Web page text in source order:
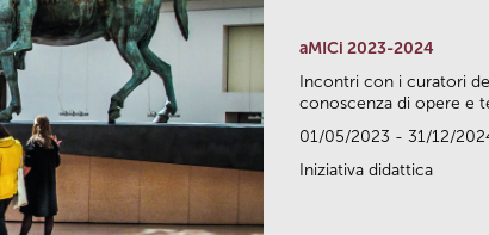
aMICi 2023-2024
Incontri con i curatori
conoscenza di opere e
01/05/2023 - 31/12/
Iniziativa didattica